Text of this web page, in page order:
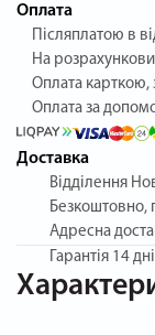
Оплата
Післяплатою в
На
Оплата карткою,
Оплата за
Доставка
Відділення
Безкоштовно,
Адресна
Гарантія 14